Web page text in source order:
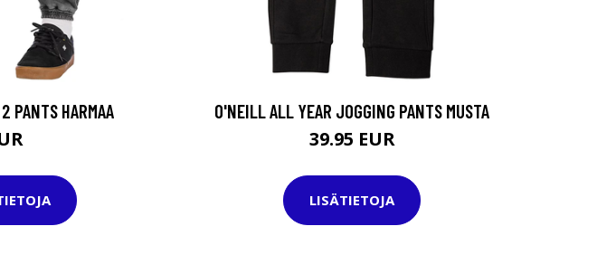
PANTS HARMAA O'NEILL ALL YEAR JOGGING PANTS MUSTA
39.95 EUR
LISÄTIETOJA